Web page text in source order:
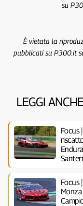
su
È vietata la
pubblicati su P300.it
LEGGI ANCHE
Focus
Focus